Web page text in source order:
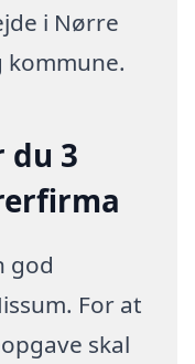
i Nørre
kommune.
du 3
god
For at
skal